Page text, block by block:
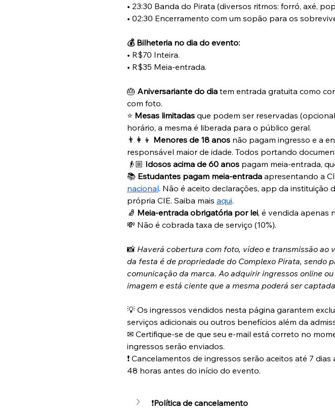
• 23:30 Banda do Pirata (diversos ritmos: forró, axé,
• 02:30 Encerramento com um sopão para os
💰 Bilheteria no dia do evento:
• R$70 Inteira.
• R$35 Meia-entrada.
🎂 Aniversariante do dia tem entrada gratuita como
com foto.
⭐️ Mesas limitadas que podem ser reservadas
horário, a mesma é liberada para o público geral.
👨‍👩‍👦 Menores de 18 anos não pagam ingresso e a
responsável maior de idade. Todos portando
👴🏼 Idosos acima de 60 anos pagam meia-entrada,
📚 Estudantes pagam meia-entrada apresentando a
nacional. Não é aceito declarações, app da
própria CIE. Saiba mais aqui.
🧦 Meia-entrada obrigatória por lei, é vendida apenas
💸 Não é cobrada taxa de serviço (10%).
📸 Haverá cobertura com foto, vídeo e transmissão
da festa é de propriedade do Complexo Pirata, sendo
comunicação da marca. Ao adquirir ingressos online
imagem e está ciente que a mesma poderá ser
💡 Os ingressos vendidos nesta página garantem
serviços adicionais ou outros benefícios além da
✉ Certifique-se de que seu e-mail está correto no
ingressos serão enviados.
❗ Cancelamentos de ingressos serão aceitos até 7
48 horas antes do início do evento.
❗Política de cancelamento